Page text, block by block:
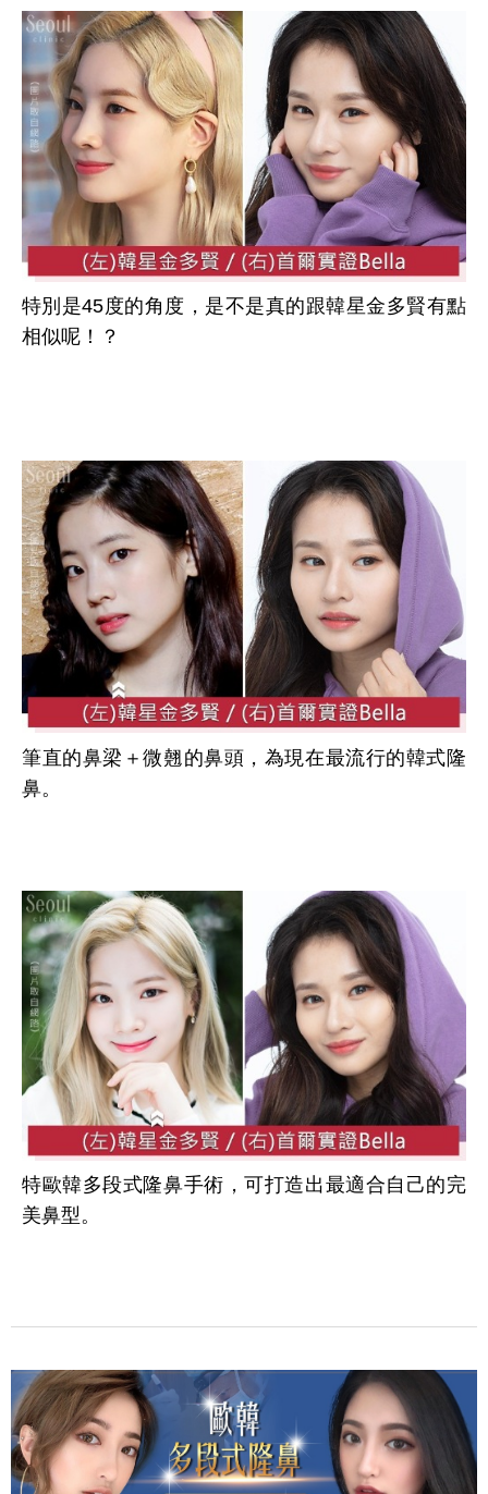
特別是45度的角度，是不是真的跟韓星金多賢有點
相似呢！？
筆直的鼻梁＋微翹的鼻頭，為現在最流行的韓式隆
鼻。
特歐韓多段式隆鼻手術，可打造出最適合自己的完
美鼻型。